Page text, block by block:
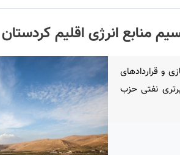
منابع انرژی اقلیم کردستان
و قراردادهای
نفتی حزب